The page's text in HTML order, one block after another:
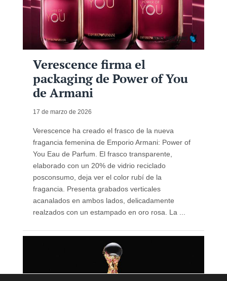
Verescence firma el
packaging de Power of You
de Armani
17 de marzo de 2026
Verescence ha creado el frasco de la nueva
fragancia femenina de Emporio Armani: Power of
You Eau de Parfum. El frasco transparente,
elaborado con un 20% de vidrio reciclado
posconsumo, deja ver el color rubí de la
fragancia. Presenta grabados verticales
acanalados en ambos lados, delicadamente
realzados con un estampado en oro rosa. La ...